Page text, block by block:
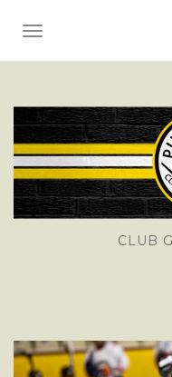
TOGGLE NAVIGATION
CLUB